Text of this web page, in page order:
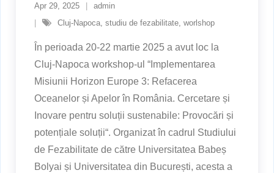
Apr 29, 2025
admin
Cluj-Napoca studiu de fezabilitate worlshop
În perioada 20-22 martie 2025 a avut loc la
Cluj-Napoca workshop-ul “Implementarea
Misiunii Horizon Europe 3: Refacerea
Oceanelor și Apelor în România. Cercetare și
Inovare pentru soluții sustenabile: Provocări și
potențiale soluții“. Organizat în cadrul Studiului
de Fezabilitate de către Universitatea Babeș
Bolyai și Universitatea din București, acesta a